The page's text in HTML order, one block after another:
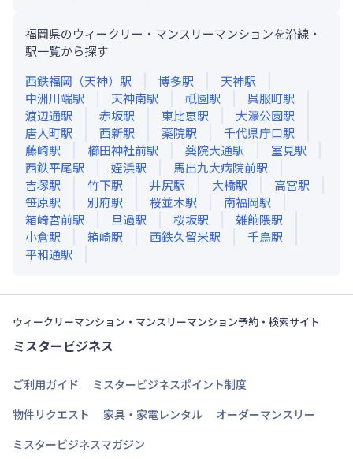
福岡県のウィークリー・マンスリーマンションを沿線・
駅一覧から探す
西鉄福岡（天神） 駅 博多駅 天神駅
中洲川端駅 天神南駅 祇園駅 呉服町駅
渡辺通駅 赤坂駅 東比恵駅 大濠公園駅
唐人町駅 西新駅 薬院駅 千代県庁口駅
藤崎駅 櫛田神社前駅 薬院大通駅 室見駅
西鉄平尾駅 姪浜駅 馬出九大病院前駅
吉塚駅 竹下駅 井尻駅 大橋駅 高宮駅
笹原駅 別府駅 桜並木駅 南福岡駅
箱崎宮前駅 旦過駅 桜坂駅 雑餉隈駅
小倉駅 箱崎駅 西鉄久留米駅 千鳥駅
平和通駅
ウィークリーマンション・マンスリーマンション予約・検索サイト
ミスタービジネス
ご利用ガイド
ミスタービジネスポイント制度
物件リクエスト
家具・家電レンタル
オーダーマンスリー
ミスタービジネスマガジン